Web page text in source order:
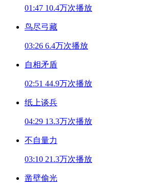
01:47 10.4万次播放
鸟尽弓藏
03:26 6.4万次播放
自相矛盾
02:51 44.9万次播放
纸上谈兵
04:29 13.3万次播放
不自量力
03:10 21.3万次播放
凿壁偷光